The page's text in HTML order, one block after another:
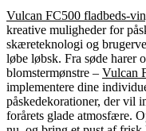
Vulcan FC500 fladbeds-
kreative muligheder for
skæreteknologi og
løbe løbsk. Fra søde harer
blomstermønstre – Vulcan
implementere dine
påskedekorationer, der vil
forårets glade atmosfære.